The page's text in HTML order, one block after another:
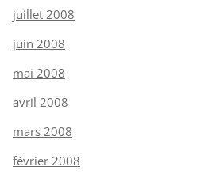
juillet 2008
juin 2008
mai 2008
avril 2008
mars 2008
février 2008